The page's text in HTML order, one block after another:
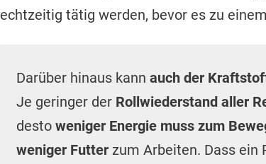
tätig werden, bevor es zu
Darüber hinaus kann auch der
Je geringer der Rollwiederstand aller
desto weniger Energie muss zum
weniger Futter zum Arbeiten. Dass